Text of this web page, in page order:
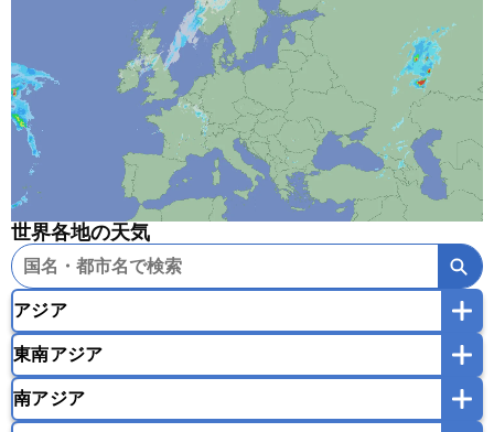
世界各地の天気
アジア
韓国
モンゴル
東南アジア
インドネシア
南アジア